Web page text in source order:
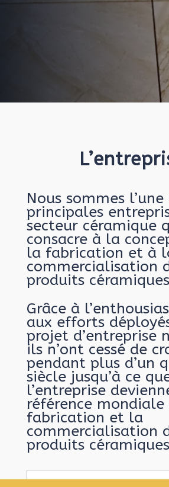
Nous sommes l’une
principales
secteur céramique
consacre à la
la fabrication et à
commercialisation
produits
Grâce à
aux efforts
projet d’entreprise
ils n’ont cessé de
pendant plus d’un
siècle jusqu’à ce
l’entreprise
référence
fabrication et la
commercialisation
produits